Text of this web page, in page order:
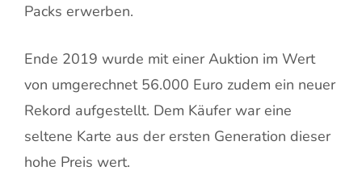
Packs erwerben.
Ende 2019 wurde mit einer Auktion im Wert
von umgerechnet 56.000 Euro zudem ein neuer
Rekord aufgestellt. Dem Käufer war eine
seltene Karte aus der ersten Generation dieser
hohe Preis wert.